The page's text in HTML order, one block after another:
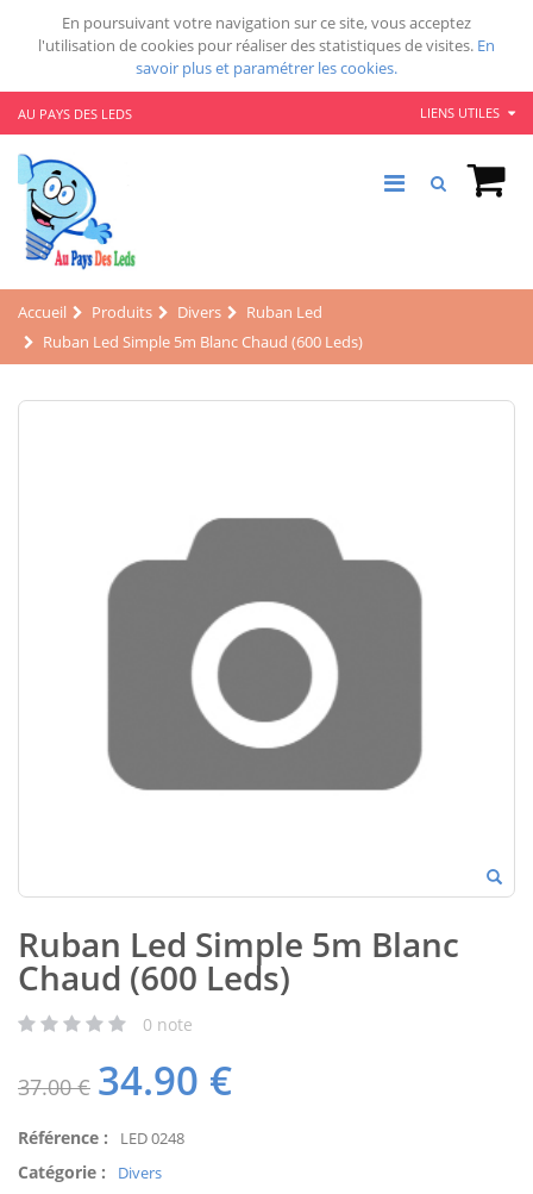
En poursuivant votre navigation sur ce site, vous acceptez
l'utilisation de cookies pour réaliser des statistiques de visites. En
savoir plus et paramétrer les cookies.
AU PAYS DES LEDS LIENS UTILES
Accueil Produits Divers
Ruban Led
Ruban Led Simple 5m Blanc Chaud (600 Leds)
Ruban Led Simple 5m Blanc
Chaud (600 Leds)
0 note
37.00 € 34.90 €
Référence : LED 0248
Catégorie : Divers